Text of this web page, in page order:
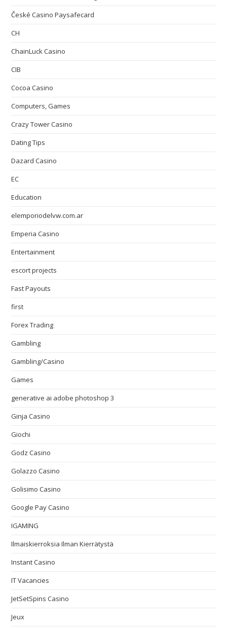
České Casino Paysafecard
CH
ChainLuck Casino
CIB
Cocoa Casino
Computers, Games
Crazy Tower Сasino
Dating Tips
Dazard Casino
EC
Education
elemporiodelvw.com.ar
Emperia Casino
Entertainment
escort projects
Fast Payouts
first
Forex Trading
Gambling
Gambling/Casino
Games
generative ai adobe photoshop 3
Ginja Casino
Giochi
Godz Casino
Golazzo Casino
Golisimo Casino
Google Pay Casino
IGAMING
Ilmaiskierroksia Ilman Kierrätystä
Instant Casino
IT Vacancies
JetSetSpins Casino
Jeux